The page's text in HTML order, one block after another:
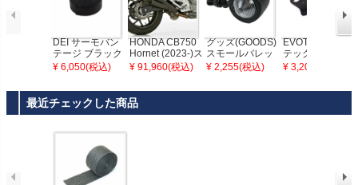
DEI サーモバン
テージ ブラック
チタニウム 2" x
¥ 6,050(税込)
HONDA CB750
Hornet (2023-)ス
リップオンマフ
HURRIC
¥ 91,960(税込)
グッズ(GOODS)
スモールバレッ
トウインカー ブ
¥ 2,255(税込)
EVOTECH(エボ
テック) ウインカ
ーステー スズキ
¥ 3,201(税込)
最近チェックした商品